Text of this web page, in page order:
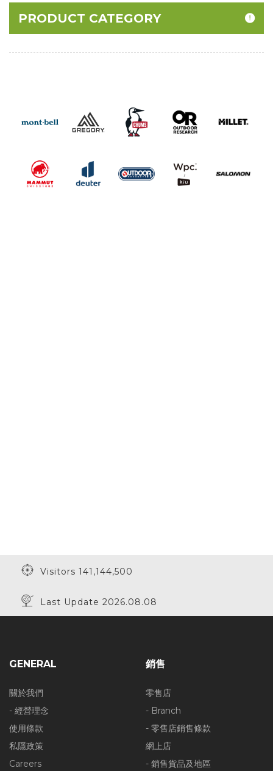
PRODUCT CATEGORY
Visitors 141,144,500
Last Update 2026.08.08
GENERAL
關於我們
- 經營理念
使用條款
私隱政策
Careers
銷售
零售店
- Branch
- 零售店銷售條款
網上店
- 銷售貨品及地區